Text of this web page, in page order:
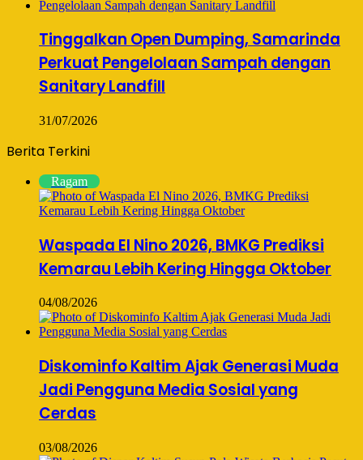
Tinggalkan Open Dumping, Samarinda
Perkuat Pengelolaan Sampah dengan
Sanitary Landfill
31/07/2026
Berita Terkini
Ragam
Waspada El Nino 2026, BMKG Prediksi
Kemarau Lebih Kering Hingga Oktober
04/08/2026
Diskominfo Kaltim Ajak Generasi Muda
Jadi Pengguna Media Sosial yang
Cerdas
03/08/2026